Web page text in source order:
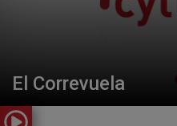
El Correvuela